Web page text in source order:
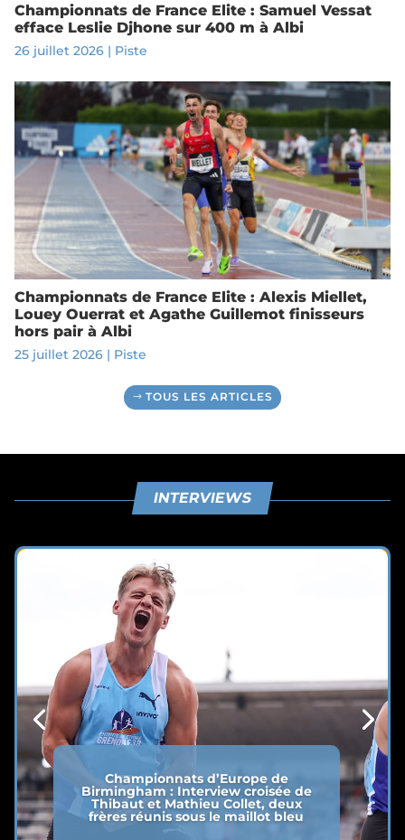
Championnats de France Elite : Samuel Vessat
efface Leslie Djhone sur 400 m à Albi
26 juillet 2026| Piste
Championnats de France Elite : Alexis Miellet,
Louey Ouerrat et Agathe Guillemot finisseurs
hors pair à Albi
25 juillet 2026| Piste
TOUS LES ARTICLES
INTERVIEWS
Championnats d’Europe de
Birmingham : Interview croisée de
Thibaut et Mathieu Collet, deux
frères réunis sous le maillot bleu